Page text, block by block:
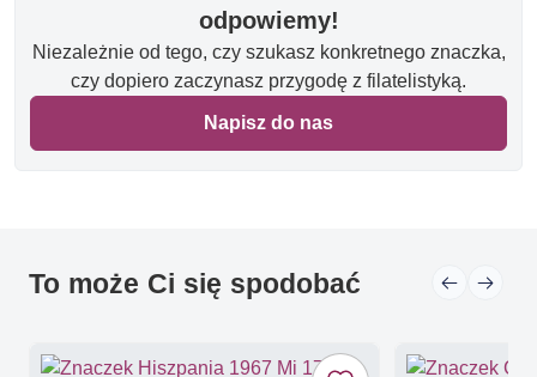
odpowiemy!
Niezależnie od tego, czy szukasz konkretnego znaczka,
czy dopiero zaczynasz przygodę z filatelistyką.
Napisz do nas
To może Ci się spodobać